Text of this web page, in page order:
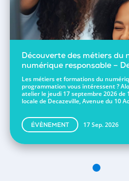
Découverte des métiers du
numérique responsable –
Les métiers et formations du
programmation vous intéressent ?
atelier le jeudi 17 septembre 2026 de
locale de Decazeville, Avenue du 10
ÉVÈNEMENT 17 Sep. 2026